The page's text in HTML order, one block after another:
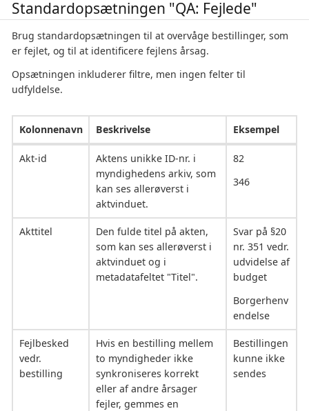
Standardopsætningen "QA: Fejlede"
Brug standardopsætningen til at overvåge bestillinger, som
er fejlet, og til at identificere fejlens årsag.
Opsætningen inkluderer filtre, men ingen felter til
udfyldelse.
Kolonnenavn Beskrivelse Eksempel
Akt-id
Aktens unikke ID-nr. i
myndighedens arkiv, som
kan ses allerøverst i
aktvinduet.
82
346
Akttitel
Den fulde titel på akten,
som kan ses allerøverst i
aktvinduet og i
metadatafeltet "Titel".
Svar på §20
nr. 351 vedr.
udvidelse af
budget
Borgerhenv
endelse
Fejlbesked
vedr.
bestilling
Hvis en bestilling mellem
to myndigheder ikke
synkroniseres korrekt
eller af andre årsager
fejler, gemmes en
Bestillingen
kunne ikke
sendes